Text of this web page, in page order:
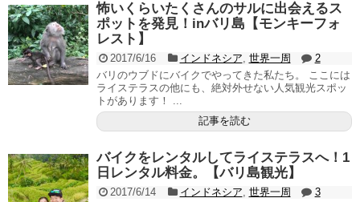
怖いくらいたくさんのサルに出会えるス
ポットを発見！inバリ島【モンキーフォ
レスト】
2017/6/16 インドネシア, 世界一周
2
バリのウブドにバイクでやってきた私たち。 ここには
ライステラスの他にも、絶対外せない人気観光スポッ
トがあります！ ...
記事を読む
バイクをレンタルしてライステラスへ！1
日レンタル料金。【バリ島観光】
2017/6/14 インドネシア, 世界一周
3